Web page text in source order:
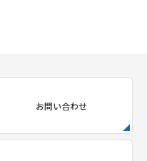
お問い合わせ